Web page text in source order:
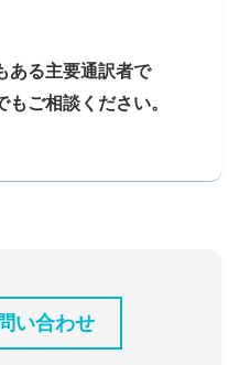
ある主要通訳者で
ご相談ください。
い合わせ